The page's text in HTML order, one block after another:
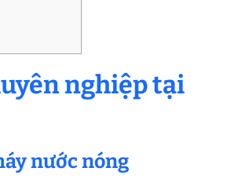
nghiệp tại
nước nóng